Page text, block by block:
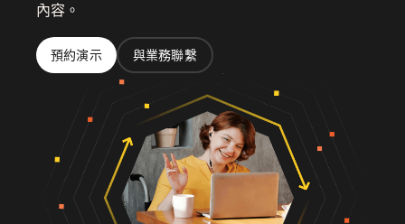
內容。
預約演示 與業務聯繫